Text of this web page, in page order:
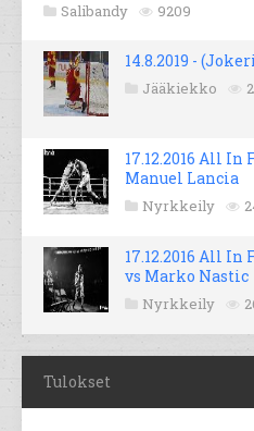
Salibandy 9209
14.8.2019 -
Jääkiekko
17.12.2016 All
Manuel Lancia
Nyrkkeily
17.12.2016 All
vs Marko Nastic
Nyrkkeily
Tulokset